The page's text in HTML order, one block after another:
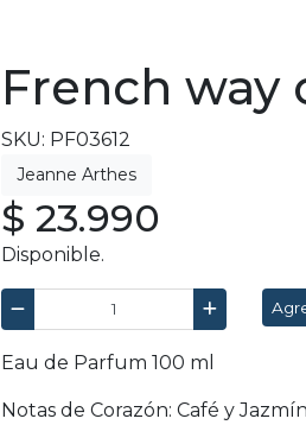
French way
SKU: PF03612
$ 23.990
Disponible.
Eau de Parfum 100 ml
Notas de Corazón: Café y Jazmín